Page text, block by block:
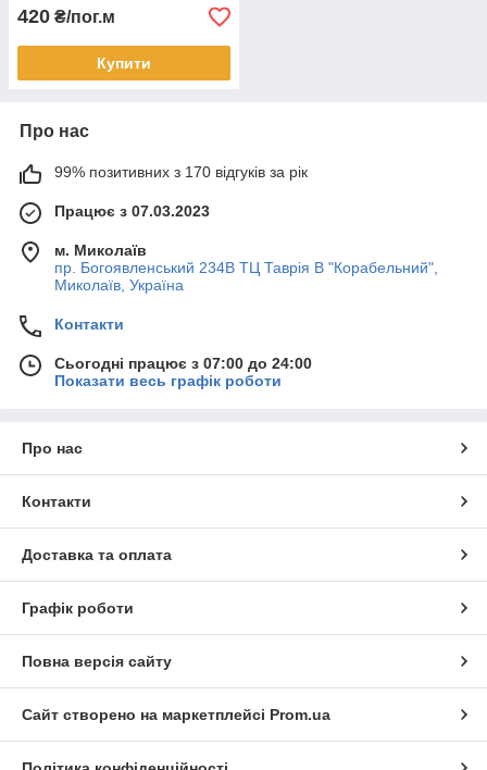
420 ₴/пог.м
Купити
Про нас
99% позитивних з 170 відгуків за рік
Працює з 07.03.2023
м. Миколаїв
пр. Богоявленський 234В ТЦ Таврія В "Корабельний",
Миколаїв, Україна
Контакти
Сьогодні працює з 07:00 до 24:00
Показати весь графік роботи
Про нас
Контакти
Доставка та оплата
Графік роботи
Повна версія сайту
Сайт створено на маркетплейсі Prom.ua